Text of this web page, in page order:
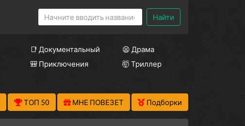
Найти
📑 Документальный
😫 Драма
🎒 Приключения
🤯 Триллер
ТОП 50 МНЕ ПОВЕЗЕТ Подборки